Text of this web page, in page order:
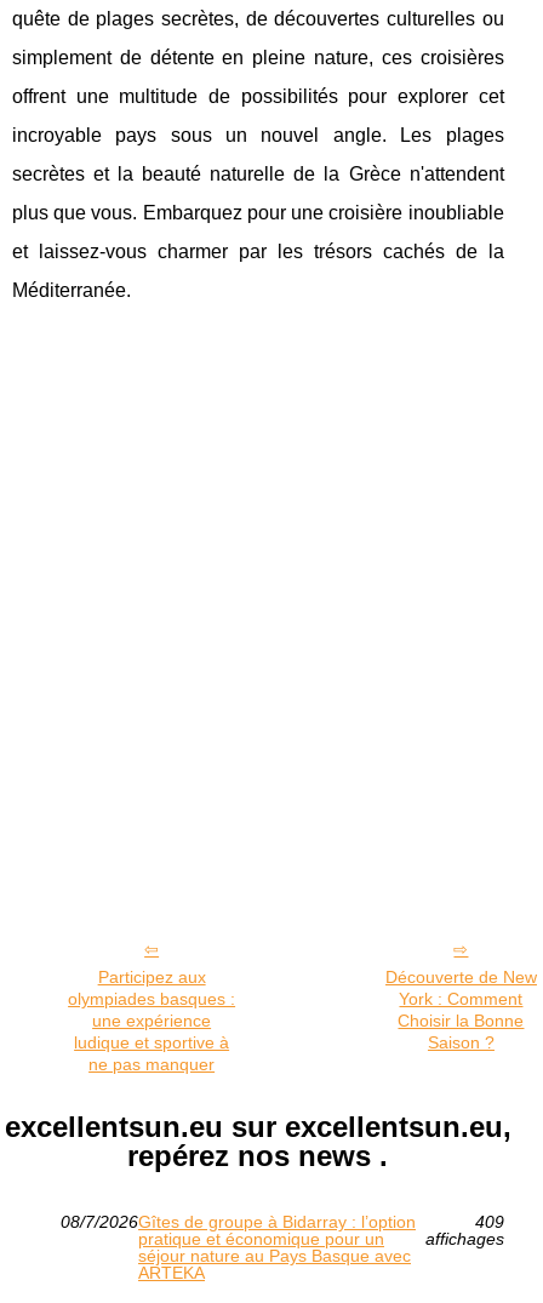
quête de plages secrètes, de découvertes culturelles ou
simplement de détente en pleine nature, ces croisières
offrent une multitude de possibilités pour explorer cet
incroyable pays sous un nouvel angle. Les plages
secrètes et la beauté naturelle de la Grèce n'attendent
plus que vous. Embarquez pour une croisière inoubliable
et laissez-vous charmer par les trésors cachés de la
Méditerranée.
Participez aux
olympiades basques :
une expérience
ludique et sportive à
ne pas manquer
Découverte de New
York : Comment
Choisir la Bonne
Saison ?
excellentsun.eu sur excellentsun.eu,
repérez nos news .
08/7/2026Gîtes de groupe à Bidarray : l’option
pratique et économique pour un
séjour nature au Pays Basque avec
ARTEKA
409
affichages